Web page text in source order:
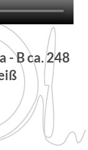
- B ca. 248